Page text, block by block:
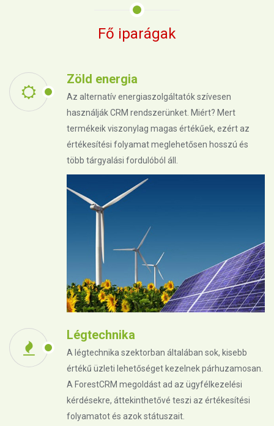
Fő iparágak
Zöld energia
Az alternatív energiaszolgáltatók szívesen
használják CRM rendszerünket. Miért? Mert
termékeik viszonylag magas értékűek, ezért az
értékesítési folyamat meglehetősen hosszú és
több tárgyalási fordulóból áll.
Légtechnika
A légtechnika szektorban általában sok, kisebb
értékű üzleti lehetőséget kezelnek párhuzamosan.
A ForestCRM megoldást ad az ügyfélkezelési
kérdésekre, áttekinthetővé teszi az értékesítési
folyamatot és azok státuszait.